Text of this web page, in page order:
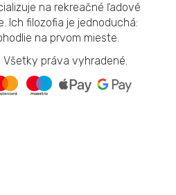
na rekreačné ľadové
Ich filozofia je jednoduchá:
na prvom mieste.
Všetky práva vyhradené.